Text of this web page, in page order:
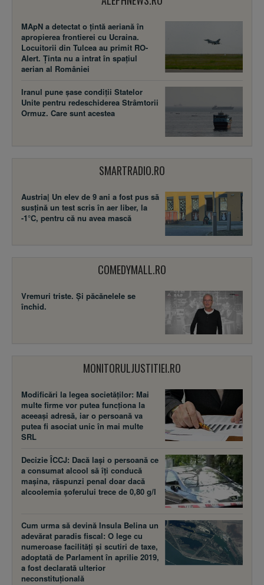
MApN a detectat o țintă aeriană în
apropierea frontierei cu Ucraina.
Locuitorii din Tulcea au primit RO-
Alert. Ținta nu a intrat în spațiul
aerian al României
Iranul pune șase condiții Statelor
Unite pentru redeschiderea Strâmtorii
Ormuz. Care sunt acestea
SMARTRADIO.RO
Austria| Un elev de 9 ani a fost pus să
susţină un test scris în aer liber, la
-1°C, pentru că nu avea mască
COMEDYMALL.RO
Vremuri triste. Şi păcănelele se
închid.
MONITORULJUSTITIEI.RO
Modificări la legea societăţilor: Mai
multe firme vor putea funcţiona la
aceeaşi adresă, iar o persoană va
putea fi asociat unic în mai multe
SRL
Decizie ÎCCJ: Dacă laşi o persoană ce
a consumat alcool să îţi conducă
maşina, răspunzi penal doar dacă
alcoolemia şoferului trece de 0,80 g/l
Cum urma să devină Insula Belina un
adevărat paradis fiscal: O lege cu
numeroase facilităţi şi scutiri de taxe,
adoptată de Parlament în aprilie 2019,
a fost declarată ulterior
neconstituţională